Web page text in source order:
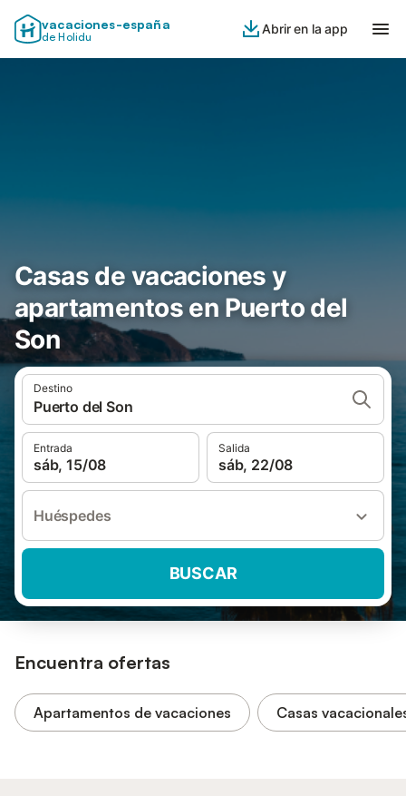
vacaciones-españa
de Holidu
Abrir en la app
Casas de vacaciones y
apartamentos en Puerto del
Son
Destino
Puerto del Son
Entrada
sáb, 15/08
Salida
sáb, 22/08
Huéspedes
BUSCAR
Encuentra ofertas
Apartamentos de vacaciones Casas